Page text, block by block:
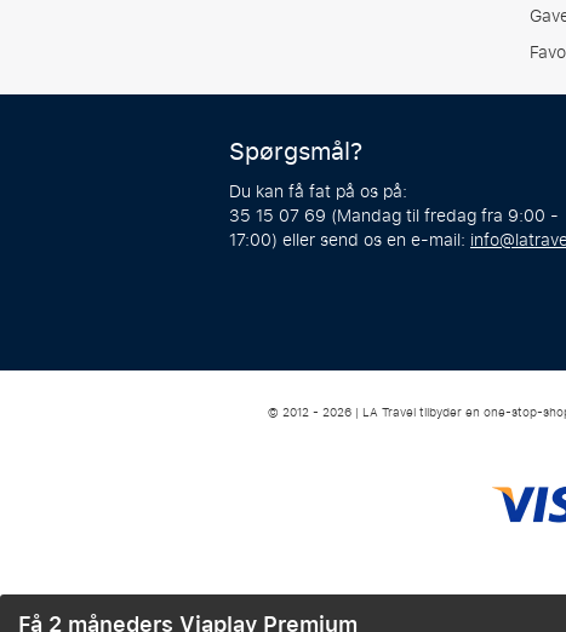
Spørgsmål?
Du kan få fat på os på:
35 15 07 69 (Mandag til fredag fra 9:00 -
17:00) eller send os en e-mail:
© 2012 - 2026 | LA Travel tilbyder en one-stop-